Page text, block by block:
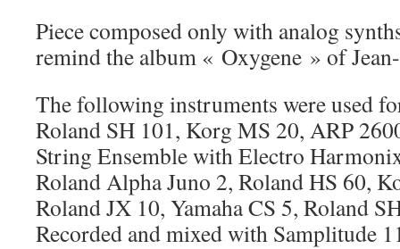
Piece composed only with analog
remind the album « Oxygene » of
The following instruments were used
Roland SH 101, Korg MS 20, ARP
String Ensemble with Electro
Roland Alpha Juno 2, Roland HS 60,
Roland JX 10, Yamaha CS 5, Roland
Recorded and mixed with Samplitude